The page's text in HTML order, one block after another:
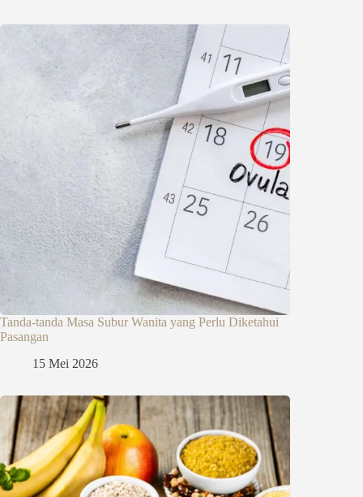
Tanda-tanda Masa Subur Wanita yang Perlu Diketahui
Pasangan
15 Mei 2026